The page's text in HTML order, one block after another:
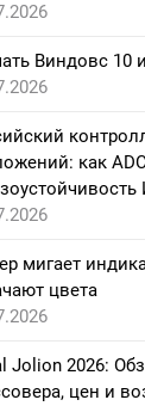
Виндовс 10
как
мигает
цвета
Jolion 2026:
цен и